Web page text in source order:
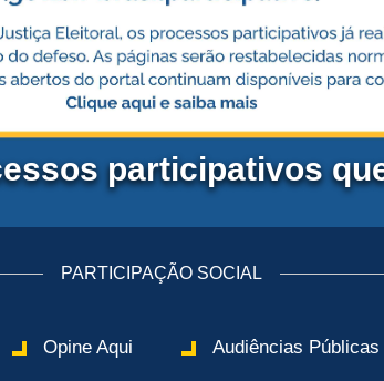
participativos
PARTICIPAÇÃO SOCIAL
Opine Aqui Audiências Públicas